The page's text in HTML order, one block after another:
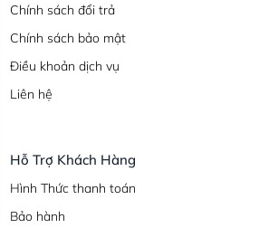
Chính sách đổi trả
Chính sách bảo mật
Điều khoản dịch vụ
Liên hệ
Hỗ Trợ Khách Hàng
Hình Thức thanh toán
Bảo hành